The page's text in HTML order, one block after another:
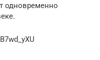
одновременно